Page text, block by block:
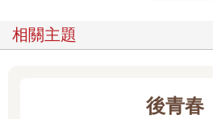
學習咖啡杯測的過程中，味覺的考驗
這件事，曾經造成我很大的困擾。
相關主題
後青春